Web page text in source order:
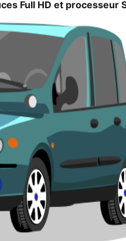
Full HD et processeur